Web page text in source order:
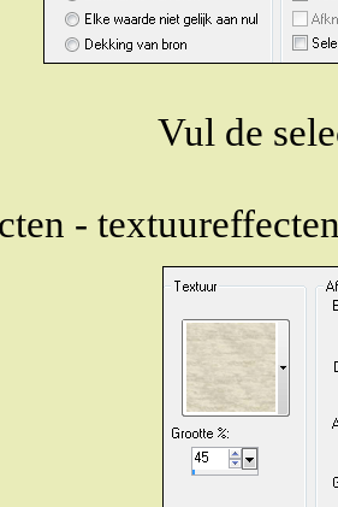
Vul de
-